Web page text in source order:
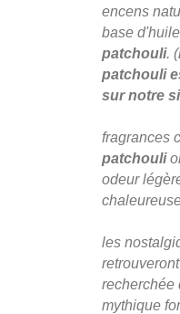
encens
base
patchouli. (
patchouli
sur notre
fragrances
patchouli
odeur
les
recherchée
mythique